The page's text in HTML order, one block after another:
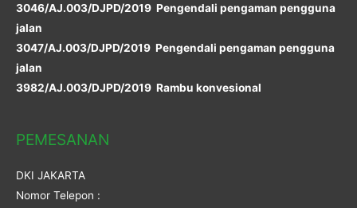
3046/AJ.003/DJPD/2019 Pengendali pengaman pengguna
jalan
3047/AJ.003/DJPD/2019 Pengendali pengaman pengguna
jalan
3982/AJ.003/DJPD/2019 Rambu konvesional
PEMESANAN
DKI JAKARTA
Nomor Telepon :